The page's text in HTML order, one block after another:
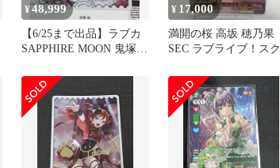
¥48,999
【6/25まで出品】ラブカ
SAPPHIRE MOON 鬼塚冬
¥ 17,000
満開の桜 高坂 穂乃果
SEC ラブライブ！スク